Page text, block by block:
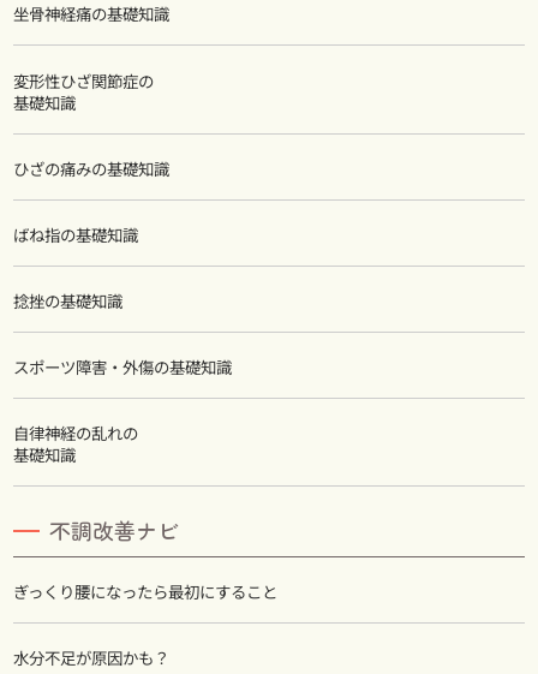
坐骨神経痛の基礎知識
変形性ひざ関節症の
基礎知識
ひざの痛みの基礎知識
ばね指の基礎知識
捻挫の基礎知識
スポーツ障害・外傷の基礎知識
自律神経の乱れの
基礎知識
不調改善ナビ
ぎっくり腰になったら最初にすること
水分不足が原因かも？